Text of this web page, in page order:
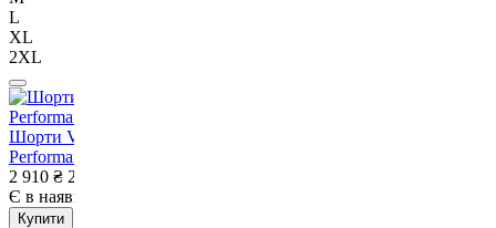
L
XL
2XL
Шорти Venum UFC Fusion Authentic Fight Week Men’s
Performance Short Oceanic Blue-S
2 910 ₴ 2 320
Є в наявності
Купити